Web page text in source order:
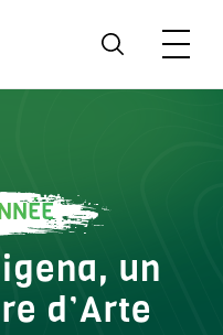
un
d’Arte